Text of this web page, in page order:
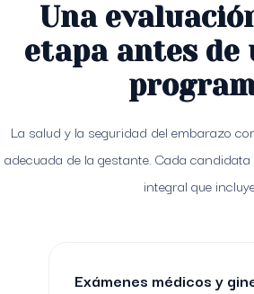
Una
etapa antes de
La salud y la seguridad del embarazo
adecuada de la gestante. Cada
integral que
Exámenes médicos y